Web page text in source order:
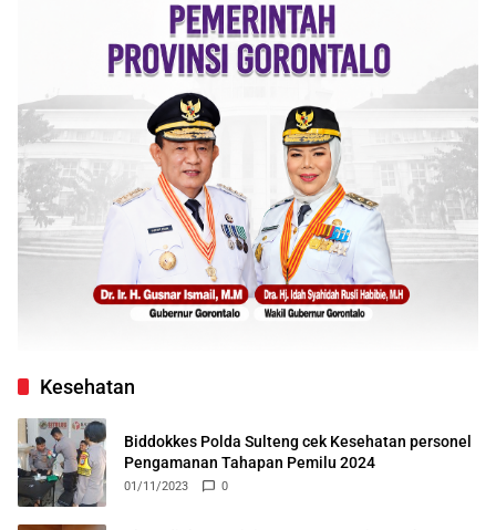
Kesehatan
Biddokkes Polda Sulteng cek Kesehatan personel
Pengamanan Tahapan Pemilu 2024
01/11/2023 0